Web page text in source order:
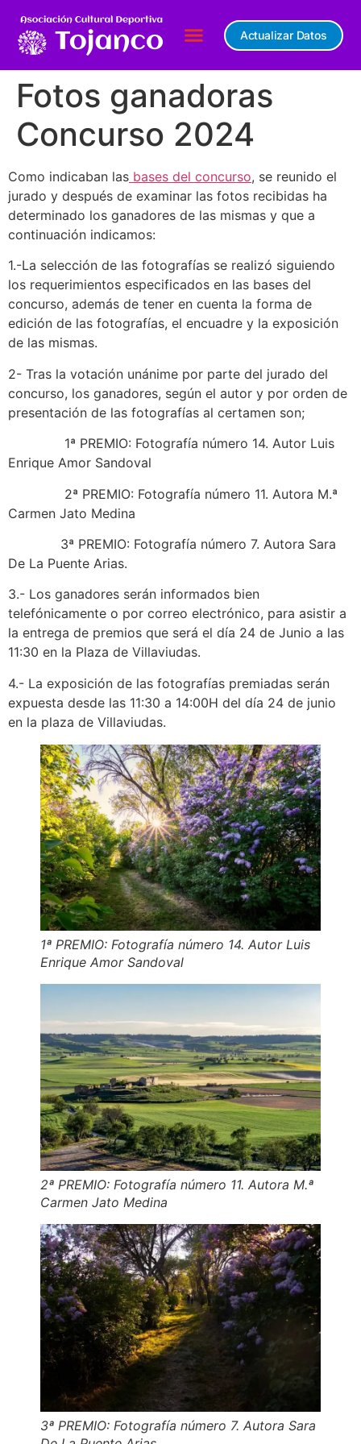
Actualizar Datos
Fotos ganadoras
Concurso 2024
Como indicaban las bases del concurso, se reunido el
jurado y después de examinar las fotos recibidas ha
determinado los ganadores de las mismas y que a
continuación indicamos:
1.-La selección de las fotografías se realizó siguiendo
los requerimientos especificados en las bases del
concurso, además de tener en cuenta la forma de
edición de las fotografías, el encuadre y la exposición
de las mismas.
2- Tras la votación unánime por parte del jurado del
concurso, los ganadores, según el autor y por orden de
presentación de las fotografías al certamen son;
1ª PREMIO: Fotografía número 14. Autor Luis
Enrique Amor Sandoval
2ª PREMIO: Fotografía número 11. Autora M.ª
Carmen Jato Medina
3ª PREMIO: Fotografía número 7. Autora Sara
De La Puente Arias.
3.- Los ganadores serán informados bien
telefónicamente o por correo electrónico, para asistir a
la entrega de premios que será el día 24 de Junio a las
11:30 en la Plaza de Villaviudas.
4.- La exposición de las fotografías premiadas serán
expuesta desde las 11:30 a 14:00H del día 24 de junio
en la plaza de Villaviudas.
1ª PREMIO: Fotografía número 14. Autor Luis
Enrique Amor Sandoval
2ª PREMIO: Fotografía número 11. Autora M.ª
Carmen Jato Medina
3ª PREMIO: Fotografía número 7. Autora Sara